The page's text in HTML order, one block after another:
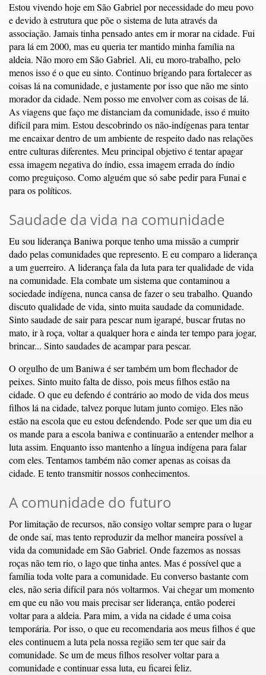
Estou vivendo hoje em São Gabriel por necessidade do meu povo
e devido à estrutura que põe o sistema de luta através da
associação. Jamais tinha pensado antes em ir morar na cidade. Fui
para lá em 2000, mas eu queria ter mantido minha família na
aldeia. Não moro em São Gabriel. Ali, eu moro-trabalho, pelo
menos isso é o que eu sinto. Continuo brigando para fortalecer as
coisas lá na comunidade, e justamente por isso que não me sinto
morador da cidade. Nem posso me envolver com as coisas de lá.
As viagens que faço me distanciam da comunidade, isso é muito
difícil para mim. Estou descobrindo os não-indígenas para tentar
me encaixar dentro de um ambiente de respeito dado nas relações
entre culturas diferentes. Meu principal objetivo é tentar apagar
essa imagem negativa do índio, essa imagem errada do índio
como preguiçoso. Como alguém que só sabe pedir para Funai e
para os políticos.
Saudade da vida na comunidade
Eu sou liderança Baniwa porque tenho uma missão a cumprir
dado pelas comunidades que represento. E eu comparo a liderança
a um guerreiro. A liderança fala da luta para ter qualidade de vida
na comunidade. Ela combate um sistema que contaminou a
sociedade indígena, nunca cansa de fazer o seu trabalho. Quando
discuto qualidade de vida, sinto muita saudade da comunidade.
Sinto saudade de sair para pescar num igarapé, buscar frutas no
mato, ir à roça, voltar a qualquer hora e ainda ter tempo para jogar,
brincar... Sinto saudades de acampar para pescar.
O orgulho de um Baniwa é ser também um bom flechador de
peixes. Sinto muito falta de disso, pois meus filhos estão na
cidade. O que eu defendo é contrário ao modo de vida dos meus
filhos lá na cidade, talvez porque lutam junto comigo. Eles não
estão na escola que eu estou defendendo. Pode ser que um dia eu
os mande para a escola baniwa e continuarão a entender melhor a
luta assim. Enquanto isso mantenho a língua indígena para falar
com eles. Tentamos também não comer apenas as coisas da
cidade. E tento transmitir nossos conhecimentos.
A comunidade do futuro
Por limitação de recursos, não consigo voltar sempre para o lugar
de onde saí, mas tento reproduzir da melhor maneira possível a
vida da comunidade em São Gabriel. Onde fazemos as nossas
roças não tem rio, o lago que tinha antes. Mas é possível que a
família toda volte para a comunidade. Eu converso bastante com
eles, não seria difícil para nós voltarmos. Vai chegar um momento
em que eu não vou mais precisar ser liderança, então poderei
voltar para a aldeia. Para mim, a vida na cidade é uma coisa
temporária. Por isso, o que eu recomendaria aos meus filhos é que
eles continuem a luta pela nossa região sem ter que sair da
comunidade. Se um de meus filhos resolver voltar para a
comunidade e continuar essa luta, eu ficarei feliz.